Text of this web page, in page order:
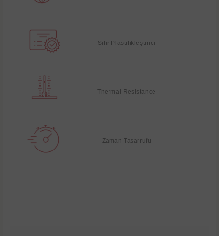
Sıfır Plastifikleştirici
Thermal Resistance
Zaman Tasarrufu